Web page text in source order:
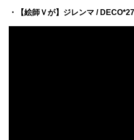
・【絵師Ｖが】ジレンマ /